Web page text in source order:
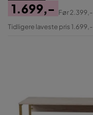
Pris
1.699,-
Original
Før2.399,-
Tidligere laveste pris 1.699,-